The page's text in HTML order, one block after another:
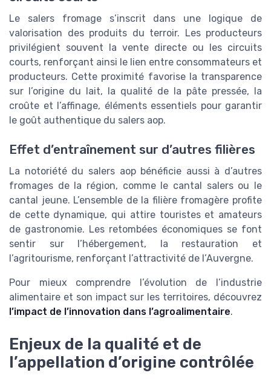
Le salers fromage s’inscrit dans une logique de
valorisation des produits du terroir. Les producteurs
privilégient souvent la vente directe ou les circuits
courts, renforçant ainsi le lien entre consommateurs et
producteurs. Cette proximité favorise la transparence
sur l’origine du lait, la qualité de la pâte pressée, la
croûte et l’affinage, éléments essentiels pour garantir
le goût authentique du salers aop.
Effet d’entraînement sur d’autres filières
La notoriété du salers aop bénéficie aussi à d’autres
fromages de la région, comme le cantal salers ou le
cantal jeune. L’ensemble de la filière fromagère profite
de cette dynamique, qui attire touristes et amateurs
de gastronomie. Les retombées économiques se font
sentir sur l’hébergement, la restauration et
l’agritourisme, renforçant l’attractivité de l’Auvergne.
Pour mieux comprendre l’évolution de l’industrie
alimentaire et son impact sur les territoires, découvrez
l’impact de l’innovation dans l’agroalimentaire.
Enjeux de la qualité et de
l’appellation d’origine contrôlée